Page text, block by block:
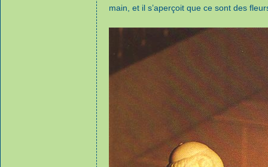
main, et il s’aperçoit que ce sont des